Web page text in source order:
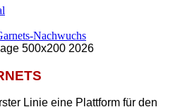
Nachwuchs
Linie eine Plattform für den